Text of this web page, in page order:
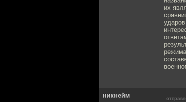
их
никнейм